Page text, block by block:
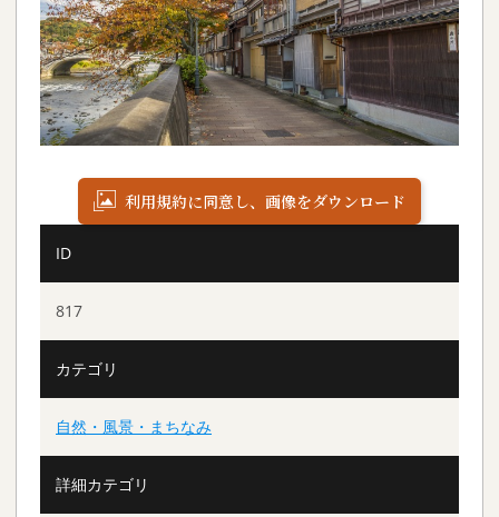
利用規約に同意し、画像をダウンロード
ID
817
カテゴリ
自然・風景・まちなみ
詳細カテゴリ